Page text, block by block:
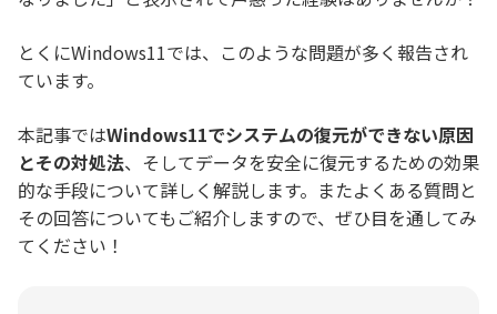
とくにWindows11では、このような問題が多く報告され
ています。
本記事ではWindows11でシステムの復元ができない原因
とその対処法、そしてデータを安全に復元するための効果
的な手段について詳しく解説します。またよくある質問と
その回答についてもご紹介しますので、ぜひ目を通してみ
てください！